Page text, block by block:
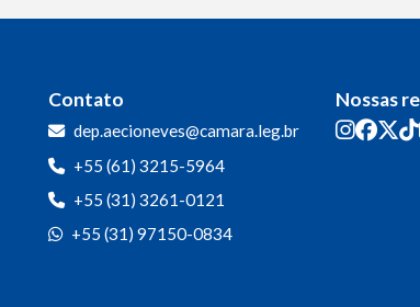
Contato
dep.aecioneves@camara.leg.br
+55 (61) 3215-5964
+55 (31) 3261-0121
+55 (31) 97150-0834
Nossas